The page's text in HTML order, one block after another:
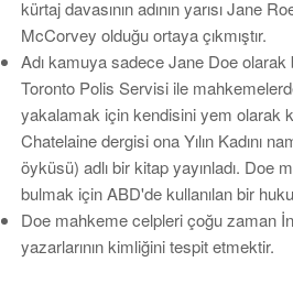
kürtaj davasının adının yarısı Jane
McCorvey olduğu ortaya çıkmıştır.
Adı kamuya sadece Jane Doe olarak
Toronto Polis Servisi ile
yakalamak için kendisini yem olarak
Chatelaine dergisi ona Yılın Kadını
öyküsü) adlı bir kitap yayınladı.
bulmak için ABD'de kullanılan bir
Doe mahkeme celpleri çoğu zaman
yazarlarının kimliğini tespit etmektir.